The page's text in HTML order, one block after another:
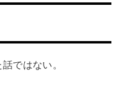
ではない。